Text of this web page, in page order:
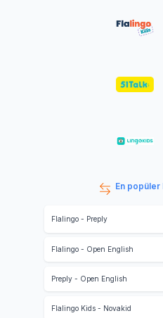
En popüler
Flalingo- Preply
Flalingo- Open English
Preply- Open English
Flalingo Kids- Novakid